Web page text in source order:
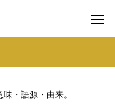
・語源・由来。